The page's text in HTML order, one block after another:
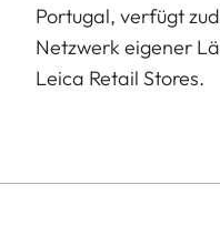
Portugal, verfügt
Netzwerk eigener
Leica Retail Stores.